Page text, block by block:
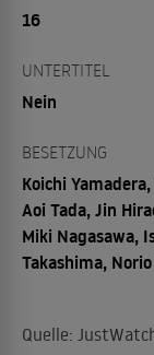
16
UNTERTITEL
Nein
BESETZUNG
Koichi
Aoi Tada, Jin
Miki Nagasawa,
Takashima,
Quelle: